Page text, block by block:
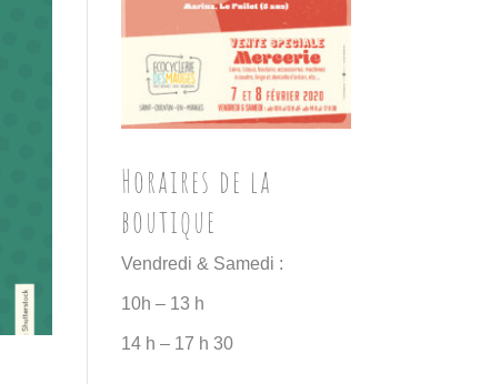
Horaires de la
boutique
Vendredi & Samedi :
10h – 13 h
14 h – 17 h 30